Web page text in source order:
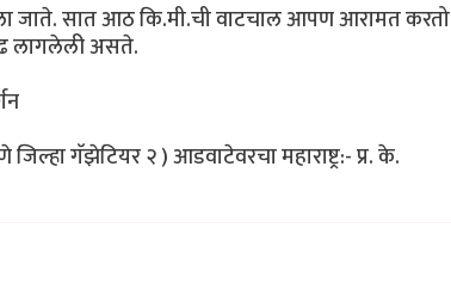
जाते. सात आठ कि.मी.ची वाटचाल आपण आरामत करतो
लागलेली असते.
जिल्हा गॅझेटियर २ ) आडवाटेवरचा महाराष्ट्र:- प्र. के.